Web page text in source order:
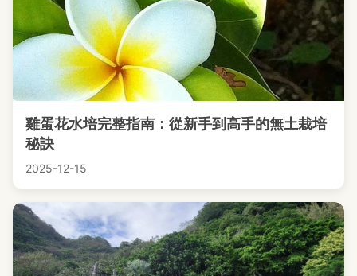
雞蛋花水培完整指南：從新手到高手的無土栽培
秘訣
2025-12-15